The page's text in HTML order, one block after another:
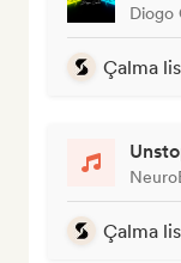
Diogo
Çalma
Çalma